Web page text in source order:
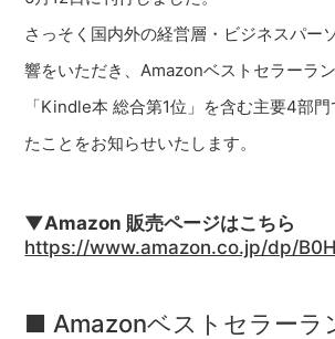
さっそく国内外の経営層・ビジネスパー
響をいただき、Amazonベストセラーラ
「Kindle本 総合第1位」を含む主要4部
たことをお知らせいたします。
▼Amazon 販売ページはこちら
https://www.amazon.co.jp/dp/
■ Amazonベストセラーラ